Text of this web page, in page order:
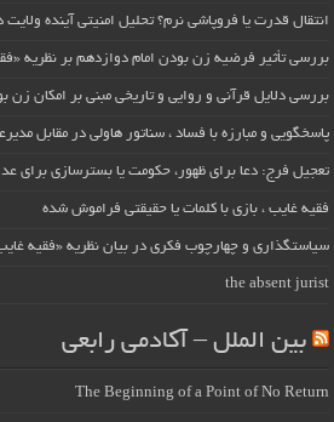
انتقال قدرت یا فروپاشی نرم؟ تحلیل امنیتی آینده ولایت
بررسی تأثیر فرضیه زن بودن امام دوازدهم بر نظریه
بررسی دلایل قرآنی و روایی و تاریخی مبنی بر امکان
پاسخگویی و مبارزه با فساد ، سناتور هاولی در مقابل
تعجیل فرج: دعا برای ظهور، حکومت یا بسترسازی برای
فقیه غایب ، بازی با کلمات یا حقیقتی فراموش شده
سیاستگذاری و چهارچوب فکری در بیان نظریه «فقیه
the absent jurist
بین الملل – آکادمی رابعی
The Beginning of a Point of No Return